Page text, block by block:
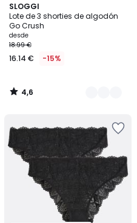
SLOGGI
Lote de 3 shorties de algodón
Go Crush
desde
18.99 €
16.14 € -15%
4,6
/ 5
2
Colores
4,6
/